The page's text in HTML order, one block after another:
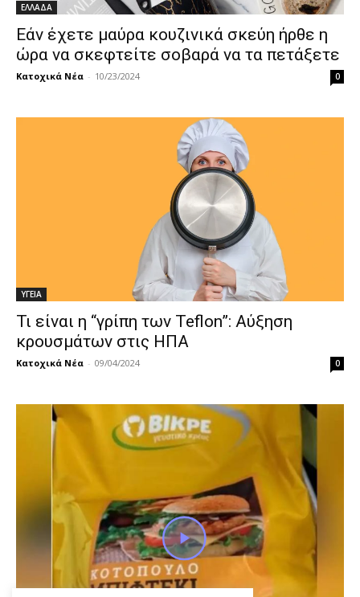
ΕΛΛΑΔΑ
Εάν έχετε μαύρα κουζινικά σκεύη ήρθε η
ώρα να σκεφτείτε σοβαρά να τα πετάξετε
Κατοχικά Νέα - 10/23/2024 0
ΥΓΕΙΑ
Τι είναι η “γρίπη των Teflon”: Αύξηση
κρουσμάτων στις ΗΠΑ
Κατοχικά Νέα - 09/04/2024 0